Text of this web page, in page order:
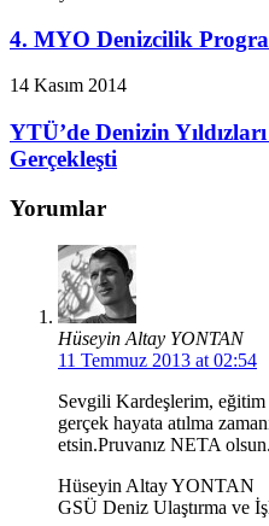
4. MYO Denizcilik
14 Kasım 2014
YTÜ’de Denizin
Gerçekleşti
Yorumlar
Hüseyin Altay YONTAN
11 Temmuz 2013 at 02:54
Sevgili Kardeşlerim,
gerçek hayata atılma
etsin.Pruvanız NETA olsun.
Hüseyin Altay YONTAN
GSÜ Deniz Ulaştırma ve